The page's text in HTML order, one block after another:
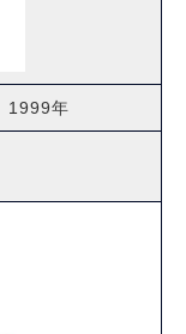
1999年